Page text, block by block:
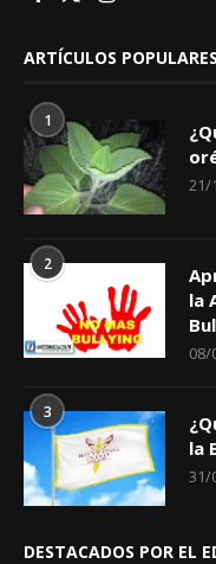
ARTÍCULOS POPULARES
1
21/
2
la
08/
3
la
31/
DESTACADOS POR EL